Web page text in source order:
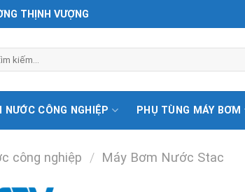
THỊNH VƯỢNG
NƯỚC CÔNG NGHIỆP PHỤ TÙNG MÁY BƠM
công nghiệp / Máy Bơm Nước Stac